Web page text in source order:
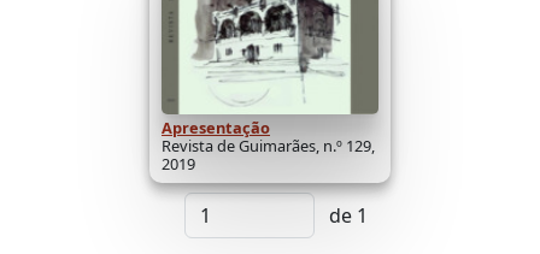
Apresentação
Revista de Guimarães, n.º 129,
2019
de 1